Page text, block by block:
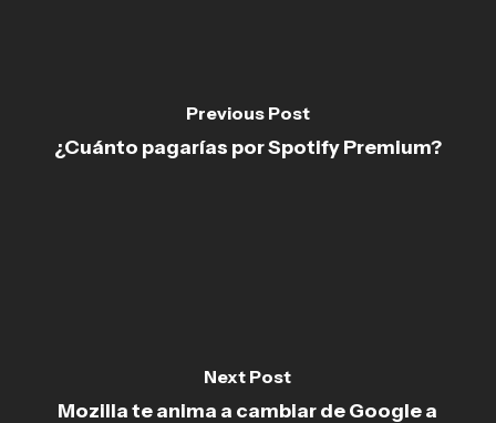
Previous Post
¿Cuánto pagarías por Spotify Premium?
Next Post
Mozilla te anima a cambiar de Google a